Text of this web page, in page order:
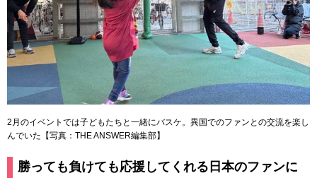
2月のイベントでは子どもたちと一緒にバスケ。異国でのファンとの交流を楽し
んでいた【写真：THE ANSWER編集部】
勝っても負けても応援してくれる日本のファンに